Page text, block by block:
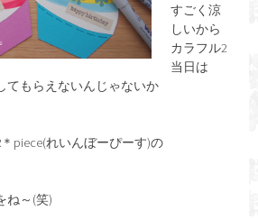
すごく涼
しいから
カラフル2
当日は
てもらえないんじゃないか
piece(れいんぼーぴーす)の
ね～(笑)